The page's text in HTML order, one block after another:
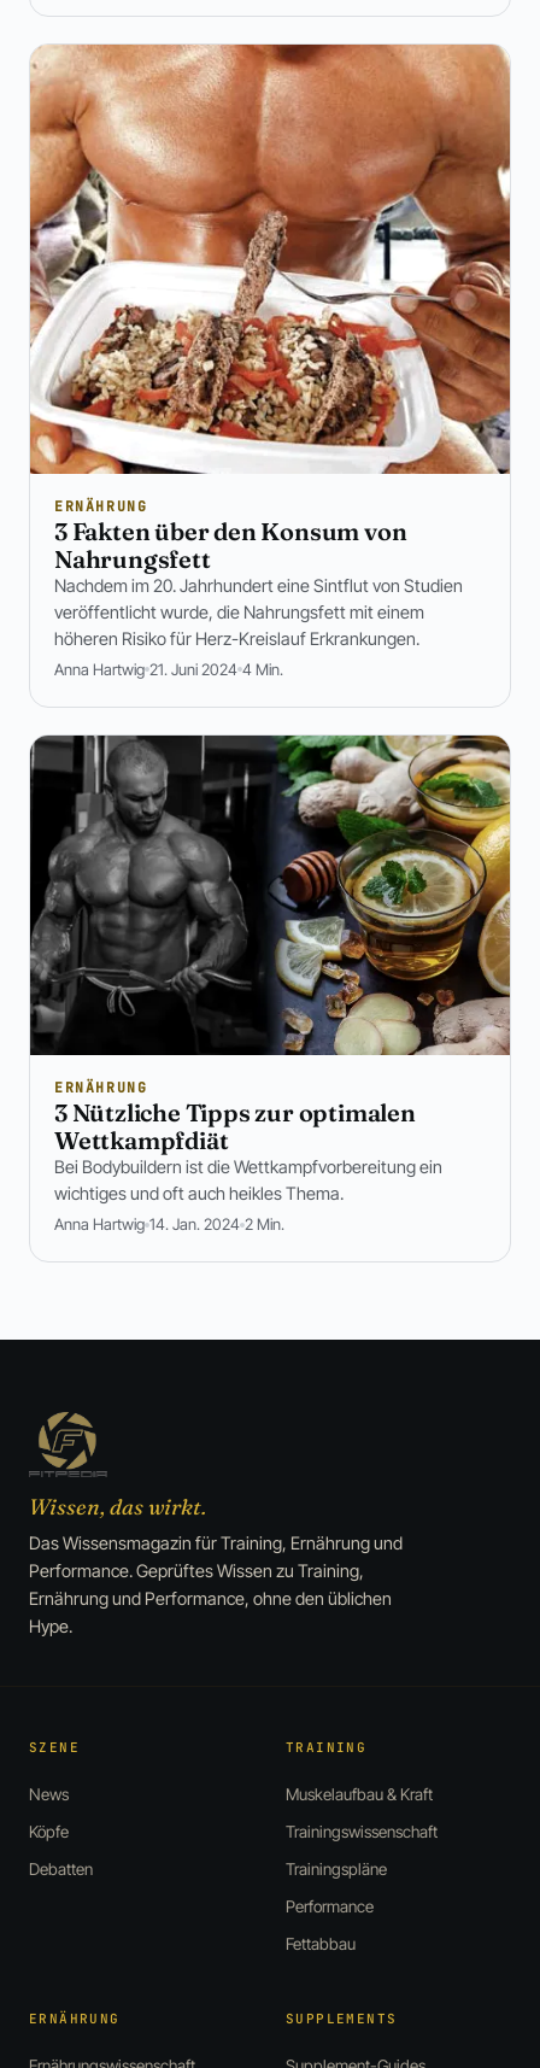
ERNÄHRUNG
3 Fakten über den Konsum von
Nahrungsfett
Nachdem im 20. Jahrhundert eine Sintflut von Studien
veröffentlicht wurde, die Nahrungsfett mit einem
höheren Risiko für Herz-Kreislauf Erkrankungen.
Anna Hartwig 21. Juni 2024 4 Min.
ERNÄHRUNG
3 Nützliche Tipps zur optimalen
Wettkampfdiät
Bei Bodybuildern ist die Wettkampfvorbereitung ein
wichtiges und oft auch heikles Thema.
Anna Hartwig 14. Jan. 2024 2 Min.
Wissen, das wirkt.
Das Wissensmagazin für Training, Ernährung und
Performance. Geprüftes Wissen zu Training,
Ernährung und Performance, ohne den üblichen
Hype.
SZENE
News
Köpfe
Debatten
TRAINING
Muskelaufbau & Kraft
Trainingswissenschaft
Trainingspläne
Performance
Fettabbau
ERNÄHRUNG SUPPLEMENTS